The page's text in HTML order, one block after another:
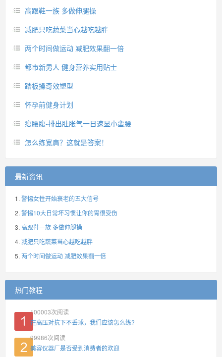
高跟鞋一族 多做伸腿操
减肥只吃蔬菜当心越吃越胖
两个时间做运动 减肥效果翻一倍
都市新男人 健身营养实用贴士
踏板操奇效塑型
怀孕前健身计划
瘦腰腹-排出肚胀气一日速显小蛮腰
怎么练宽肩？这就是答案！
最新资讯
警惕女性开始衰老的五大信号
警惕10大日常坏习惯让你的胃很受伤
高跟鞋一族 多做伸腿操
减肥只吃蔬菜当心越吃越胖
两个时间做运动 减肥效果翻一倍
热门教程
100003次阅读
在高压对抗下不丢球，我们应该怎么练?
99986次阅读
美容仪器厂是否受到消费者的欢迎